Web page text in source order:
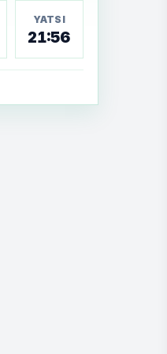
YATSI
21:56